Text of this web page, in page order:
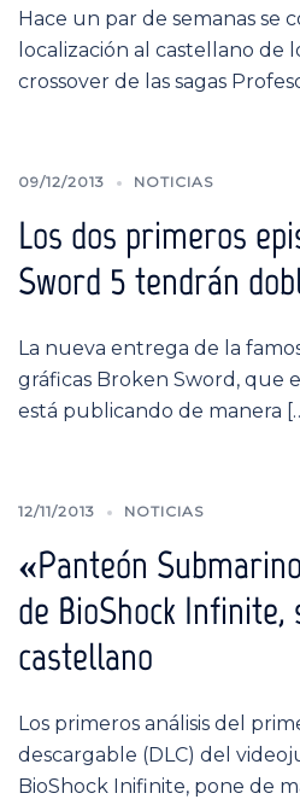
Hace un par de semanas se
localización al castellano de
crossover de las sagas
09/12/2013 NOTICIAS
Los dos primeros
Sword 5 tendrán
La nueva entrega de la
gráficas Broken Sword, que
está publicando de manera
12/11/2013 NOTICIAS
«Panteón
de BioShock Infinite,
castellano
Los primeros análisis del
descargable (DLC) del
BioShock Inifinite, pone de